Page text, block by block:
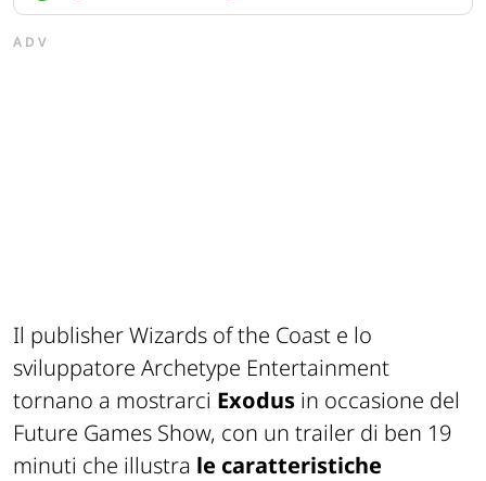
ADV
Il publisher Wizards of the Coast e lo
sviluppatore Archetype Entertainment
tornano a mostrarci Exodus in occasione del
Future Games Show, con un trailer di ben 19
minuti che illustra le caratteristiche